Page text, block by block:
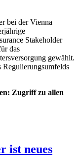
bei der Vienna
Stakeholder
das
gewählt.
Zugriff zu allen
ist neues